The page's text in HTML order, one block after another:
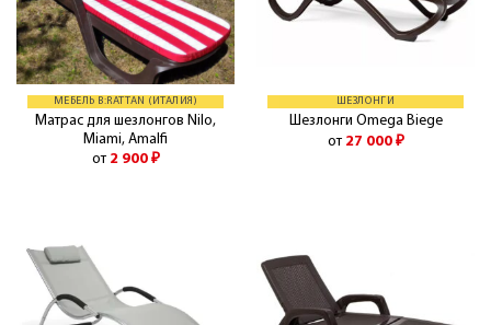
МЕБЕЛЬ B:RATTAN (ИТАЛИЯ)
Матрас для шезлонгов Nilo,
Miami, Amalfi
от 2 900 ₽
ШЕЗЛОНГИ
Шезлонги Omega Biege
от 27 000 ₽